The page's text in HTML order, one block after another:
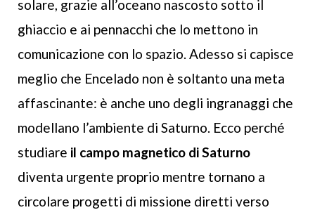
solare, grazie all’oceano nascosto sotto il
ghiaccio e ai pennacchi che lo mettono in
comunicazione con lo spazio. Adesso si capisce
meglio che Encelado non è soltanto una meta
affascinante: è anche uno degli ingranaggi che
modellano l’ambiente di Saturno. Ecco perché
studiare il campo magnetico di Saturno
diventa urgente proprio mentre tornano a
circolare progetti di missione diretti verso